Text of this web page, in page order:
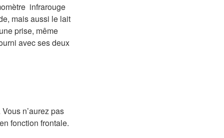
infrarouge
mais aussi le lait
prise, même
avec ses deux
n’aurez pas
fonction frontale.